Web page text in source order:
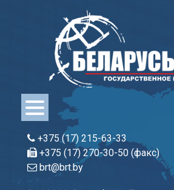
+375 (17) 215-63-33
+375 (17) 270-30-50 (факс)
brt@brt.by